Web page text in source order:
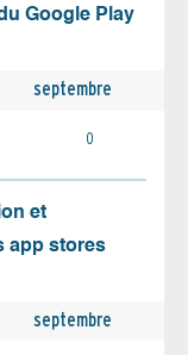
Google Play
septembre
0
et
app stores
septembre